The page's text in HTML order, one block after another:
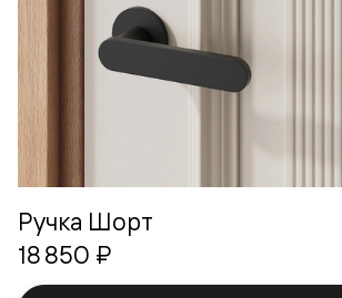
Ручка Шорт
18 850 ₽